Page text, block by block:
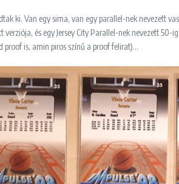
Van egy sima, van egy parallel-nek nevezett
és egy Jersey City Parallel-nek nevezett
proof is, amin piros színű a proof felirat)…